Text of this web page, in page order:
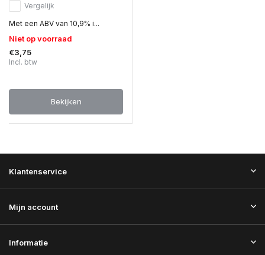
Vergelijk
Met een ABV van 10,9% i...
Niet op voorraad
€3,75
Incl. btw
Bekijken
Klantenservice
Mijn account
Informatie